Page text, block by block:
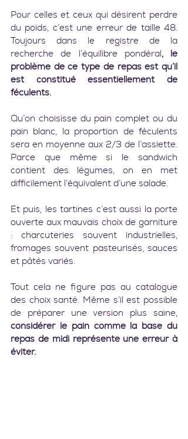
Pour celles et ceux qui désirent perdre
du poids, c’est une erreur de taille 48.
Toujours dans le registre de la
recherche de l’équilibre pondéral , le
problème de ce type de repas est qu’il
est constitué essentiellement de
féculents.
Qu’on choisisse du pain complet ou du
pain blanc, la proportion de féculents
sera en moyenne aux 2/3 de l’assiette.
Parce que même si le sandwich
contient des légumes, on en met
difficilement l’équivalent d’une salade.
Et puis, les tartines c’est aussi la porte
ouverte aux mauvais choix de garniture
: charcuteries souvent industrielles,
fromages souvent pasteurisés, sauces
et pâtés variés.
Tout cela ne figure pas au catalogue
des choix santé. Même s’il est possible
de préparer une version plus saine,
considérer le pain comme la base du
repas de midi représente une erreur à
éviter.